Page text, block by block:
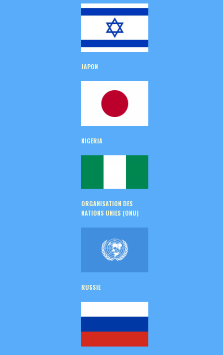
JAPON
NIGERIA
ORGANISATION DES
NATIONS UNIES (ONU)
RUSSIE